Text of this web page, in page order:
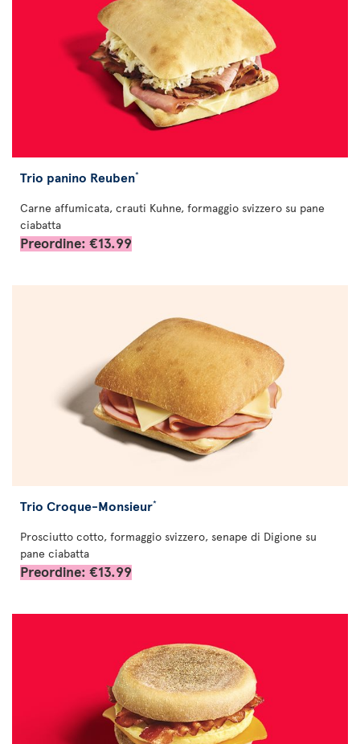
Trio panino Reuben*
Carne affumicata, crauti Kuhne, formaggio svizzero su pane
ciabatta
Preordine: €13.99
Trio Croque-Monsieur*
Prosciutto cotto, formaggio svizzero, senape di Digione su
pane ciabatta
Preordine: €13.99